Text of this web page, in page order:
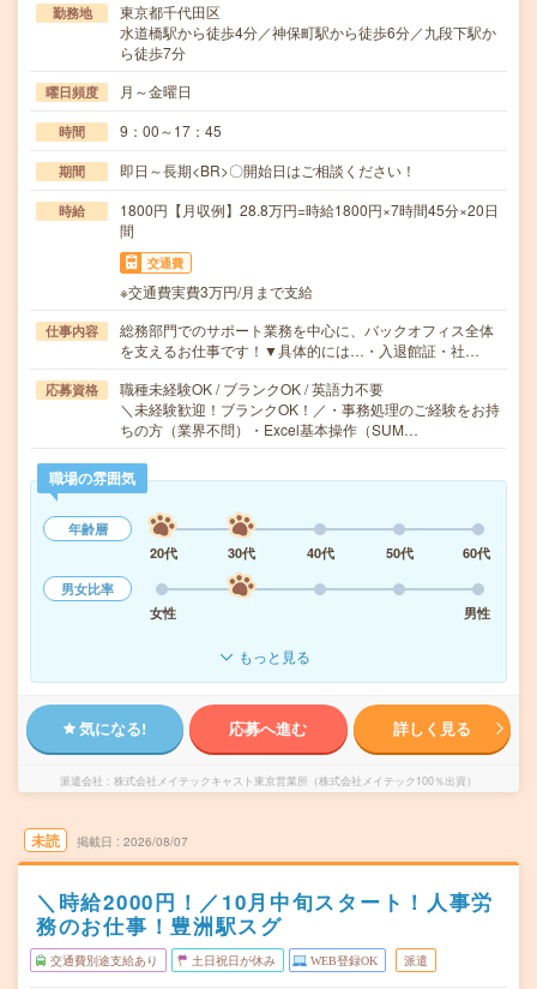
勤務地
東京都千代田区
水道橋駅から徒歩4分／神保町駅から徒歩6分／九段下駅か
ら徒歩7分
曜日頻度 月～金曜日
時間 9：00～17：45
期間 即日～長期<BR>〇開始日はご相談ください！
時給
1800円【月収例】28.8万円=時給1800円×7時間45分×20日
間
交通費
※交通費実費3万円/月まで支給
仕事内容
総務部門でのサポート業務を中心に、バックオフィス全体
を支えるお仕事です！▼具体的には…・入退館証・社…
応募資格
職種未経験OK / ブランクOK / 英語力不要
＼未経験歓迎！ブランクOK！／・事務処理のご経験をお持
ちの方（業界不問）・Excel基本操作（SUM…
職場の雰囲気
年齢層
20代
30代 40代 50代
60代
男女比率
女性
男性
もっと見る
気になる! 応募へ進む 詳しく見る
派遣会社 株式会社メイテックキャスト東京営業所（株式会社メイテック100％出資）
未読 掲載日 2026/08/07
＼時給2000円！／10月中旬スタート！人事労
務のお仕事！豊洲駅スグ
交通費別途支給あり 土日祝日が休み WEB登録OK 派遣